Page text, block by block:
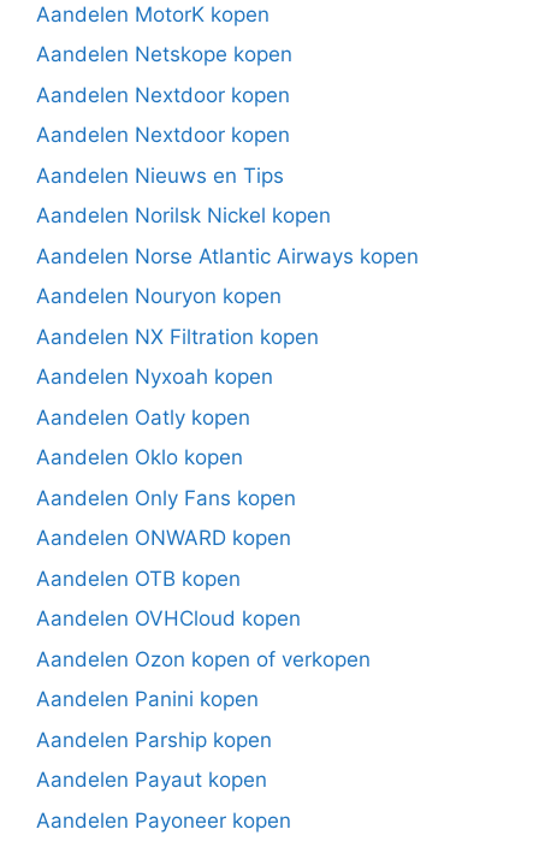
Aandelen MotorK kopen
Aandelen Netskope kopen
Aandelen Nextdoor kopen
Aandelen Nextdoor kopen
Aandelen Nieuws en Tips
Aandelen Norilsk Nickel kopen
Aandelen Norse Atlantic Airways kopen
Aandelen Nouryon kopen
Aandelen NX Filtration kopen
Aandelen Nyxoah kopen
Aandelen Oatly kopen
Aandelen Oklo kopen
Aandelen Only Fans kopen
Aandelen ONWARD kopen
Aandelen OTB kopen
Aandelen OVHCloud kopen
Aandelen Ozon kopen of verkopen
Aandelen Panini kopen
Aandelen Parship kopen
Aandelen Payaut kopen
Aandelen Payoneer kopen